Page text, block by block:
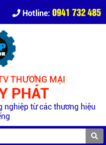
Hotline: 0941 732 485
THƯƠNG MẠI
PHÁT
nghiệp từ các thương hiệu